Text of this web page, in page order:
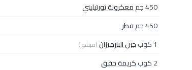
450 جم
معكرونة تورتيليني
450 جم
فطر
1 كوب
جبن البارميزان(مبشور)
2 كوب
كريمة خفق